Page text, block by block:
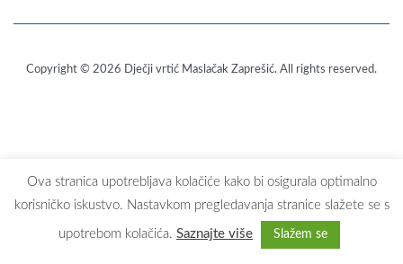
Copyright © 2026 Dječji vrtić Maslačak Zaprešić. All rights reserved.
Ova stranica upotrebljava kolačiće kako bi osigurala optimalno
korisničko iskustvo. Nastavkom pregledavanja stranice slažete se s
upotrebom kolačića. Saznajte više Slažem se